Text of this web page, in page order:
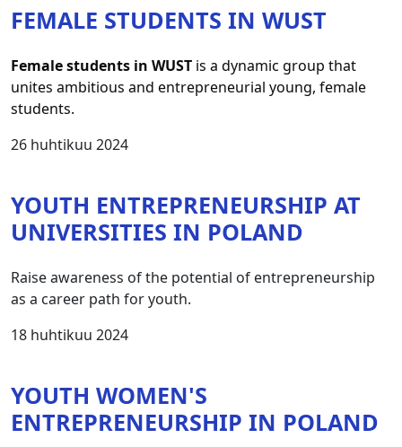
FEMALE STUDENTS IN WUST
Female students in WUST is a dynamic group that
unites ambitious and entrepreneurial young, female
students.
26 huhtikuu 2024
YOUTH ENTREPRENEURSHIP AT
UNIVERSITIES IN POLAND
Raise awareness of the potential of entrepreneurship
as a career path for youth.
18 huhtikuu 2024
YOUTH WOMEN'S
ENTREPRENEURSHIP IN POLAND